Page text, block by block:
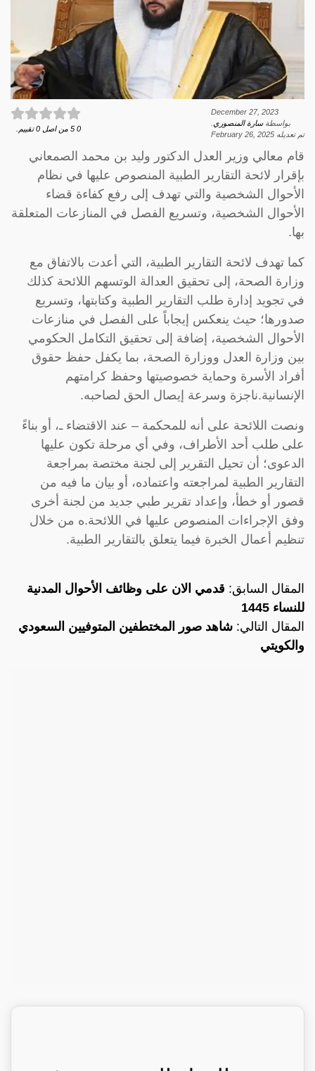
December 27, 2023
بواسطةسارة المنصوري
تم تعديله February 26, 2025
0
5 من اصل 0 تقييم.
قام معالي وزير العدل الدكتور وليد بن محمد الصمعاني
بإقرار لائحة التقارير الطبية المنصوص عليها في نظام
الأحوال الشخصية والتي تهدف إلى رفع كفاءة قضاء
الأحوال الشخصية، وتسريع الفصل في المنازعات المتعلقة
بها.
كما تهدف لائحة التقارير الطبية، التي أعدت بالاتفاق مع
وزارة الصحة، إلى تحقيق العدالة الوتسهم اللائحة كذلك
في تجويد إدارة طلب التقارير الطبية وكتابتها، وتسريع
صدورها؛ حيث ينعكس إيجاباً على الفصل في منازعات
الأحوال الشخصية، إضافة إلى تحقيق التكامل الحكومي
بين وزارة العدل ووزارة الصحة، بما يكفل حفظ حقوق
أفراد الأسرة وحماية خصوصيتها وحفظ كرامتهم
الإنسانية.ناجزة وسرعة إيصال الحق لصاحبه.
ونصت اللائحة على أنه للمحكمة – عند الاقتضاء ـ، أو بناءً
على طلب أحد الأطراف، وفي أي مرحلة تكون عليها
الدعوى؛ أن تحيل التقرير إلى لجنة مختصة بمراجعة
التقارير الطبية لمراجعته واعتماده، أو بيان ما فيه من
قصور أو خطأ، وإعداد تقرير طبي جديد من لجنة أخرى
وفق الإجراءات المنصوص عليها في اللائحة.ه من خلال
تنظيم أعمال الخبرة فيما يتعلق بالتقارير الطبية.
المقال السابق: قدمي الان على وظائف الأحوال المدنية
للنساء 1445
المقال التالي: شاهد صور المختطفين المتوفيين السعودي
والكويتي